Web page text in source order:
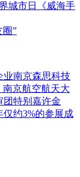
城市日《威海手
圈”
业南京森思科技
京航空航天大
团特别嘉许金
约3%的参展成